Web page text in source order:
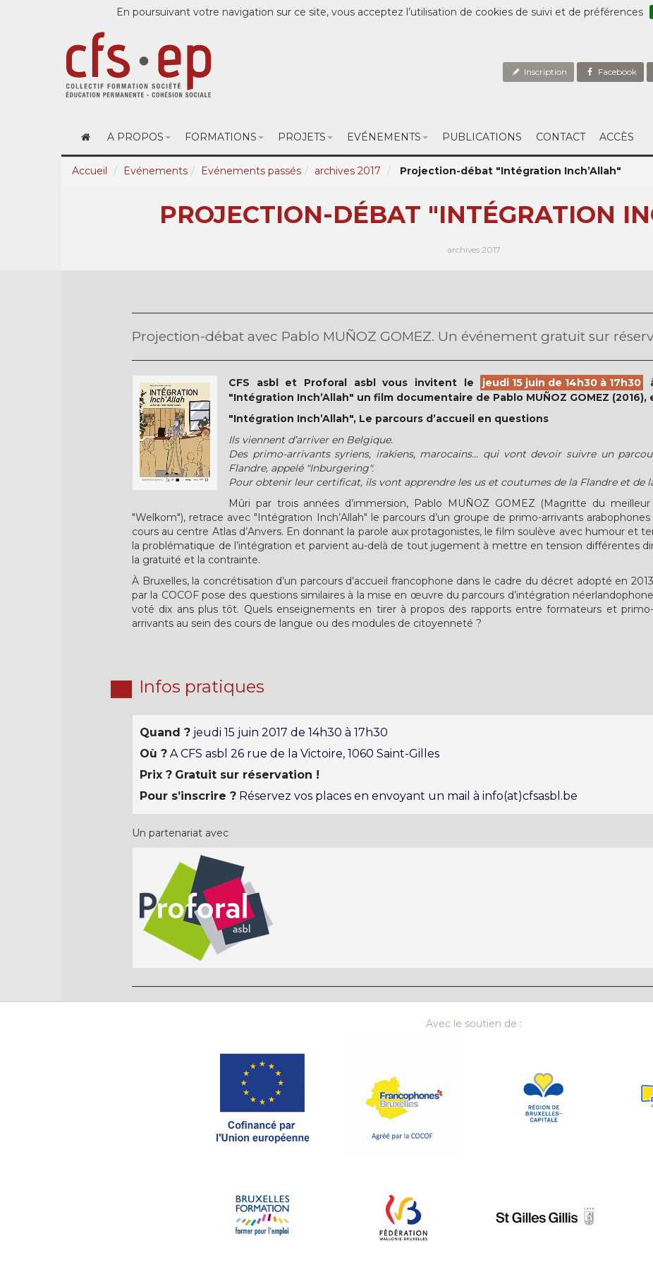
En poursuivant votre navigation sur ce site, vous acceptez l’utilisation de cookies de suivi et de préférences
Inscription Facebook
A PROPOS FORMATIONS PROJETS EVÉNEMENTS PUBLICATIONS CONTACT ACCÈS
Accueil Evénements Evénements passés archives 2017 Projection-débat "Intégration Inch’Allah"
PROJECTION-DÉBAT "INTÉGRATION
archives 2017
Projection-débat avec Pablo MUÑOZ GOMEZ. Un événement gratuit sur
CFS asbl et Proforal asbl vous invitent le jeudi 15 juin de 14h30 à 17h30
"Intégration Inch’Allah" un film documentaire de Pablo MUÑOZ GOMEZ
"Intégration Inch’Allah", Le parcours d’accueil en questions
Ils viennent d’arriver en Belgique.
Des primo-arrivants syriens, irakiens, marocains... qui vont devoir suivre un
Flandre, appelé "Inburgering".
Pour obtenir leur certificat, ils vont apprendre les us et coutumes de la Flandre et de
Mûri par trois années d’immersion, Pablo MUÑOZ GOMEZ (Magritte du
"Welkom"), retrace avec "Intégration Inch’Allah" le parcours d’un groupe de primo-arrivants
cours au centre Atlas d’Anvers. En donnant la parole aux protagonistes, le film soulève avec humour et
la problématique de l’intégration et parvient au-delà de tout jugement à mettre en tension différentes
la gratuité et la contrainte.
À Bruxelles, la concrétisation d’un parcours d’accueil francophone dans le cadre du décret adopté en 2013
par la COCOF pose des questions similaires à la mise en œuvre du parcours d’intégration néerlandophone
voté dix ans plus tôt. Quels enseignements en tirer à propos des rapports entre formateurs et primo-
arrivants au sein des cours de langue ou des modules de citoyenneté ?
Infos pratiques
Quand ? jeudi 15 juin 2017 de 14h30 à 17h30
Où ? A CFS asbl 26 rue de la Victoire, 1060 Saint-Gilles
Prix ? Gratuit sur réservation !
Pour s’inscrire ? Réservez vos places en envoyant un mail à info(at)cfsasbl.be
Un partenariat avec
Avec le soutien de :